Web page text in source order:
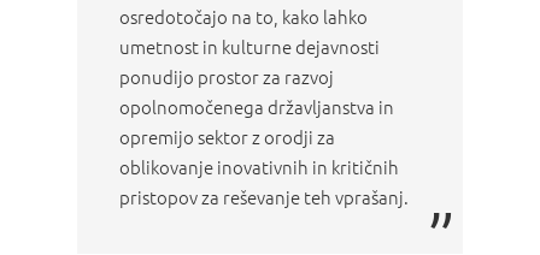
osredotočajo na to, kako lahko
umetnost in kulturne dejavnosti
ponudijo prostor za razvoj
opolnomočenega državljanstva in
opremijo sektor z orodji za
oblikovanje inovativnih in kritičnih
pristopov za reševanje teh vprašanj.